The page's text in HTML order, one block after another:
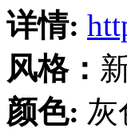
详情:
风格：
颜色: 灰